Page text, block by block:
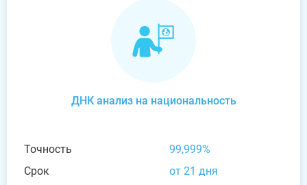
ДНК анализ на национальность
Точность
99,999%
Срок
от 21 дня